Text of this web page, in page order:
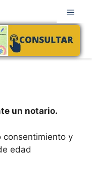
un notario.
consentimiento y
edad